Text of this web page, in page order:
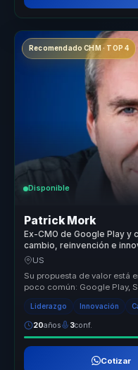
Recomendado CHM · TOP 4
Disponible
Patrick Mork
Ex-CMO de Google Play
cambio, reinvención e
real.
US
Su propuesta de valor está
poco común: Google Play,
reinvención ...
Liderazgo Innovación
20años 3conf.
Cotizar